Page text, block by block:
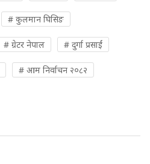
# कुलमान घिसिङ
# ग्रेटर नेपाल # दुर्गा प्रसाईं
# आम निर्वाचन २०८२